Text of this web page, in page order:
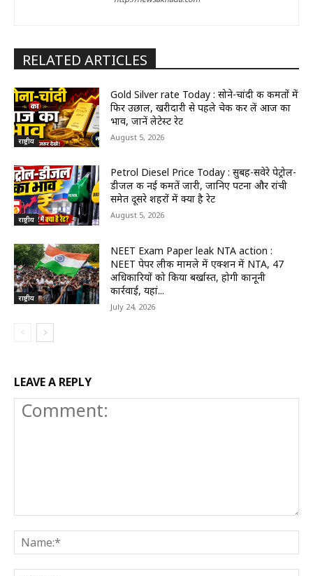
RELATED ARTICLES
राष्ट्रीय
Gold Silver rate Today : सोने-चांदी की कीमतों में
फिर उछाल, खरीदारी से पहले चेक कर लें आज का
भाव, जानें लेटेस्ट रेट
August 5, 2026
राष्ट्रीय
Petrol Diesel Price Today : सुबह-सवेरे पेट्रोल-
डीजल की नई कीमतें जारी, जानिए पटना और रांची
समेत दूसरे शहरों में क्या है रेट
August 5, 2026
राष्ट्रीय
NEET Exam Paper leak NTA action :
NEET पेपर लीक मामले में एक्शन में NTA, 47
अधिकारियों को किया बर्खास्त, होगी कानूनी
कार्रवाई, यहां...
July 24, 2026
LEAVE A REPLY
Comment: